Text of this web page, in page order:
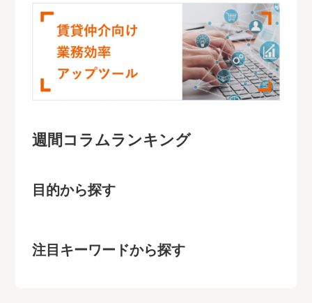
週間コラムランキング
目的から探す
注目キーワードから探す